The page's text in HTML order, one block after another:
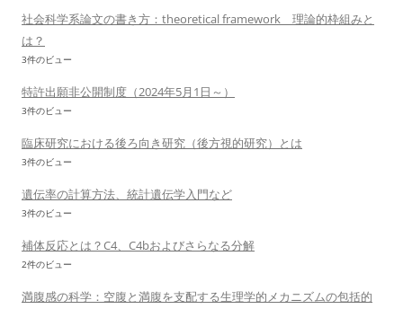
社会科学系論文の書き方：theoretical framework 理論的枠組みと
は？
3件のビュー
特許出願非公開制度（2024年5月1日～）
3件のビュー
臨床研究における後ろ向き研究（後方視的研究）とは
3件のビュー
遺伝率の計算方法、統計遺伝学入門など
3件のビュー
補体反応とは？C4、C4bおよびさらなる分解
2件のビュー
満腹感の科学：空腹と満腹を支配する生理学的メカニズムの包括的